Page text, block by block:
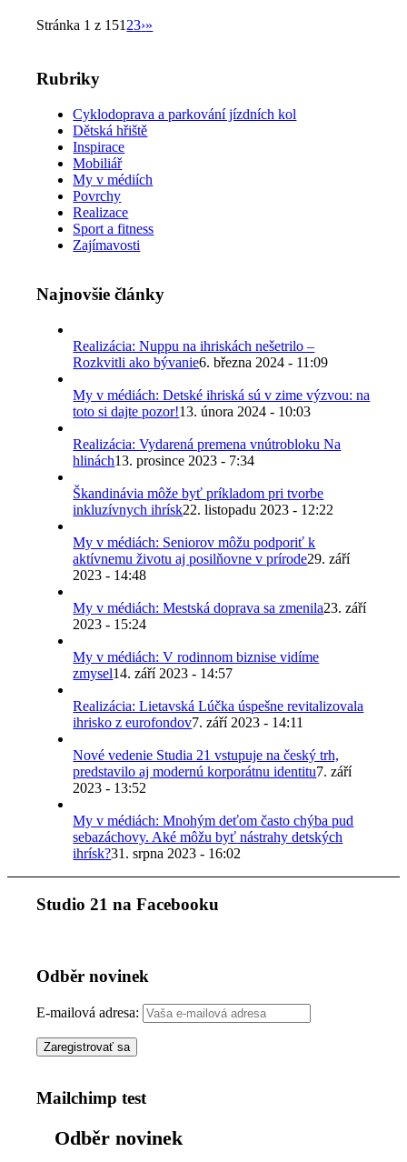
Stránka 1 z 151 23›»
Rubriky
Cyklodoprava a parkování jízdních kol
Dětská hřiště
Inspirace
Mobiliář
My v médiích
Povrchy
Realizace
Sport a fitness
Zajímavosti
Najnovšie články
Realizácia: Nuppu na ihriskách nešetrilo –
Rozkvitli ako bývanie6. března 2024 - 11:09
My v médiách: Detské ihriská sú v zime výzvou: na
toto si dajte pozor!13. února 2024 - 10:03
Realizácia: Vydarená premena vnútrobloku Na
hlinách13. prosince 2023 - 7:34
Škandinávia môže byť príkladom pri tvorbe
inkluzívnych ihrísk22. listopadu 2023 - 12:22
My v médiách: Seniorov môžu podporiť k
aktívnemu životu aj posilňovne v prírode29. září
2023 - 14:48
My v médiách: Mestská doprava sa zmenila23. září
2023 - 15:24
My v médiách: V rodinnom biznise vidíme
zmysel14. září 2023 - 14:57
Realizácia: Lietavská Lúčka úspešne revitalizovala
ihrisko z eurofondov7. září 2023 - 14:11
Nové vedenie Studia 21 vstupuje na český trh,
predstavilo aj modernú korporátnu identitu7. září
2023 - 13:52
My v médiách: Mnohým deťom často chýba pud
sebazáchovy. Aké môžu byť nástrahy detských
ihrísk?31. srpna 2023 - 16:02
Studio 21 na Facebooku
Odběr novinek
E-mailová adresa:
Mailchimp test
Odběr novinek